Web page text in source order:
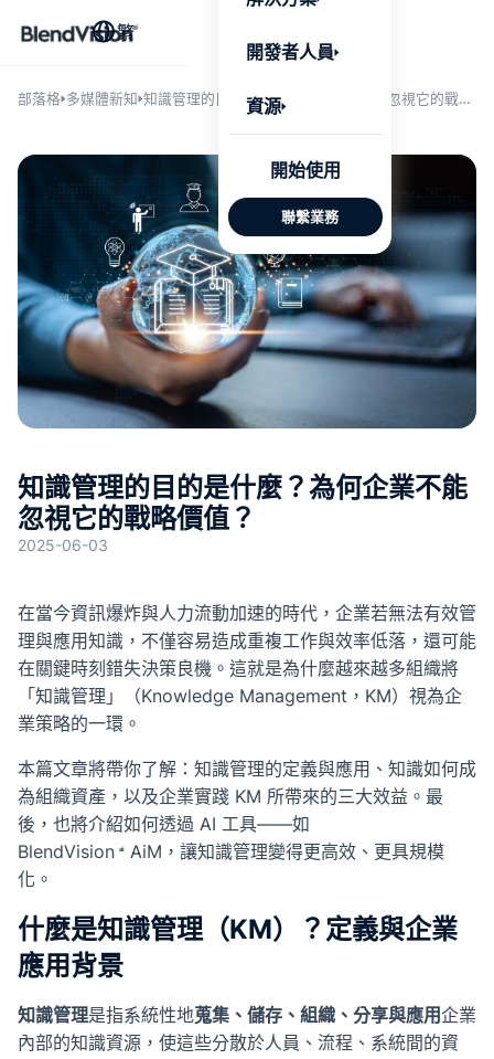
了解更多
AI 驅動
來自
Google
匯入
自動
習內容
測驗與
生成
Back
開發者人員
資源
開始使用
聯繫業務
繁
部落格 多媒體新知 知識管理的目的是什麼？為何企業不能忽視它的戰略
知識管理的目的是什麼？為何企業不能
忽視它的戰略價值？
2025-06-03
在當今資訊爆炸與人力流動加速的時代，企業若無法有效管
理與應用知識，不僅容易造成重複工作與效率低落，還可能
在關鍵時刻錯失決策良機。這就是為什麼越來越多組織將
「知識管理」（Knowledge Management，KM）視為企
業策略的一環。
本篇文章將帶你了解：知識管理的定義與應用、知識如何成
為組織資產，以及企業實踐 KM 所帶來的三大效益。最
後，也將介紹如何透過 AI 工具——如
BlendVision AiM ，讓知識管理變得更高效、更具規模
化。
什麼是知識管理（KM）？定義與企業
應用背景
知識管理是指系統性地蒐集、儲存、組織、分享與應用企業
內部的知識資源，使這些分散於人員、流程、系統間的資